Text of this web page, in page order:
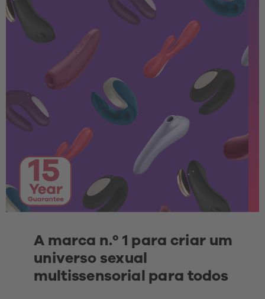
A marca n.º 1 para criar um
universo sexual
multissensorial para todos